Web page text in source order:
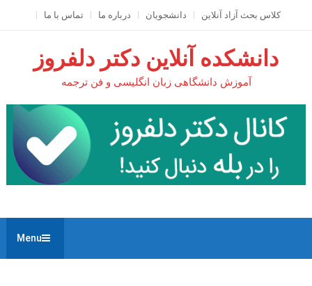
کلاس بحث آزاد آنلاين دانشجویان درباره ما تماس با ما
دانشکده آنلاین دکتر دلفروز
آموزش دانشگاهی زبان انگلیسی و فن ترجمه
Menu